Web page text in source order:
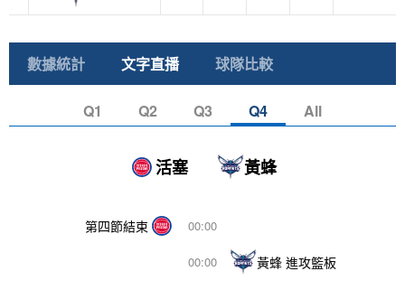
數據統計 文字直播 球隊比較
Q1 Q2 Q3 Q4 All
活塞 黃蜂
00:00 黃蜂 進攻籃板
00:00
第四節結束